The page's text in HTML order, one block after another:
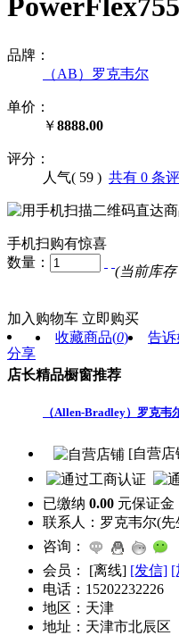
品牌：
（AB）罗克韦尔
单价：
￥8888.00
评分：
人气( 59 ) 共有 0 条
手机扫购有惊喜
数量：
(当前库存
加入购物车 立即购买
分享
收藏商品(0) 告
店长精品橱窗推荐
（Allen-Bradley）罗克韦
[自营店
已缴纳 0.00 元保证金
联系人： 罗克韦尔(先
咨询：
会员：
[离线] [发信] [
电话： 15202232226
地区： 天津
地址： 天津市北辰区